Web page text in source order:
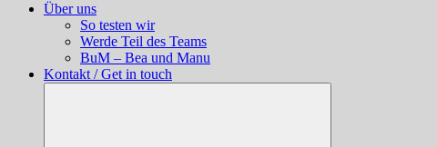
Über uns
So testen wir
Werde Teil des Teams
BuM – Bea und Manu
Kontakt / Get in touch